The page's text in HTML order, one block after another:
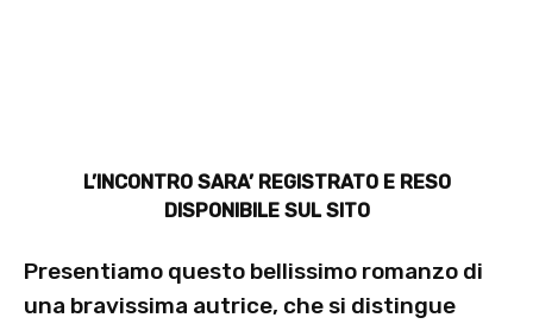
L’INCONTRO SARA’ REGISTRATO E RESO
DISPONIBILE SUL SITO
Presentiamo questo bellissimo romanzo di
una bravissima autrice, che si distingue